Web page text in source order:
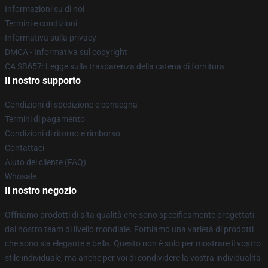
Informazioni su di noi
Termini e condizioni
Informativa sulla privacy
DMCA - Informativa sul copyright
CA SB657: Legge sulla trasparenza della catena di fornitura
Il nostro supporto
Condizioni di spedizione e consegna
Termini di pagamento
Condizioni di ritorno e rimborso
Contattaci
Aiuto del cliente (FAQ)
Whosale
Il nostro negozio
Offriamo prodotti di alta qualità che sono specificamente progettati
dal nostro team di livello mondiale. Forniamo una varietà di prodotti
che sono sia elegante e bella. Questo non è solo per mostrare il vostro
stile individuale, ma anche per voi di condividere la vostra individualità